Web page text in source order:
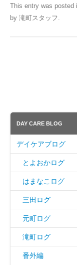
This entry was posted
by 滝町スタッフ.
DAY CARE BLOG
デイケアブログ
とよおかログ
はまなこログ
三田ログ
元町ログ
滝町ログ
番外編